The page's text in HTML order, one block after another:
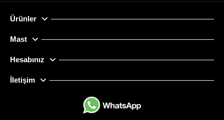
Ürünler
Mast
Hesabınız
İletişim